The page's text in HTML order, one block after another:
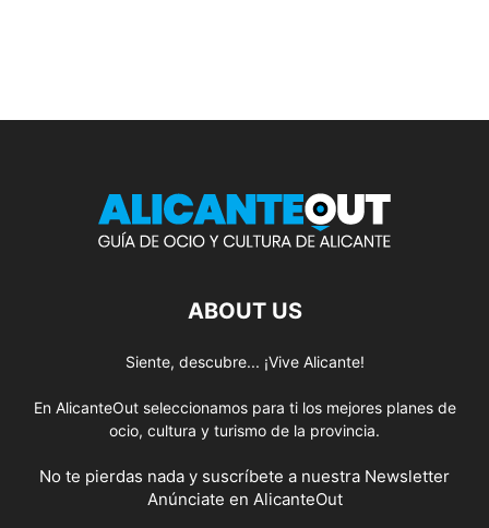
ABOUT US
Siente, descubre... ¡Vive Alicante!
En AlicanteOut seleccionamos para ti los mejores planes de
ocio, cultura y turismo de la provincia.
No te pierdas nada y suscríbete a nuestra Newsletter
Anúnciate en AlicanteOut